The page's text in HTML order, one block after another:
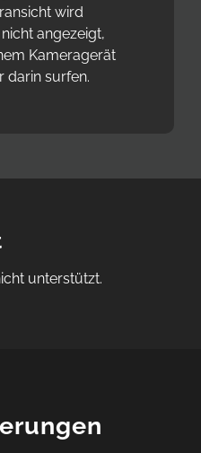
wird
angezeigt,
Kameragerät
darin surfen.
unterstützt.